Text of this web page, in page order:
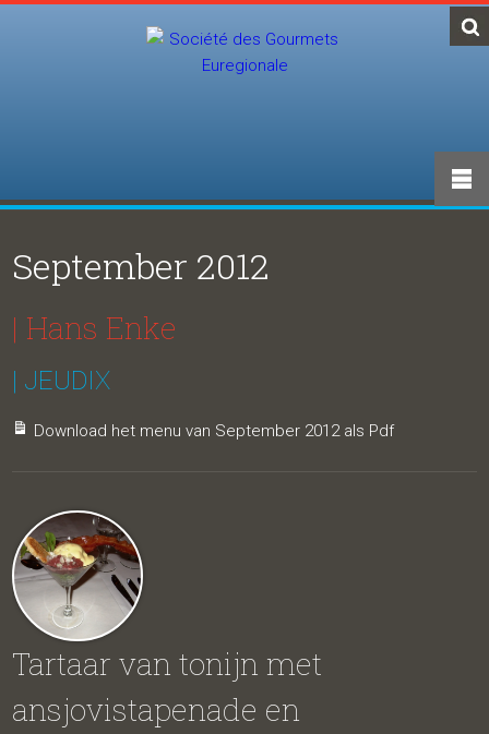
September 2012
| Hans Enke
| JEUDIX
Download het menu van September 2012 als Pdf
Tartaar van tonijn met
ansjovistapenade en